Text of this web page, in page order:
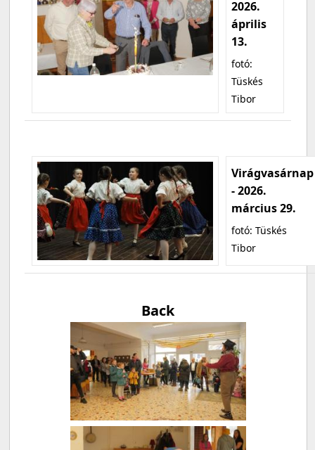
2026.
április
13.
fotó:
Tüskés
Tibor
Virágvasárnap
- 2026.
március 29.
fotó: Tüskés
Tibor
Back